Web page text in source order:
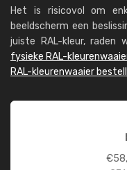
Het is risicovol om
beeldscherm een
juiste RAL-kleur, raden
fysieke RAL-
RAL-kleurenwaaier
€